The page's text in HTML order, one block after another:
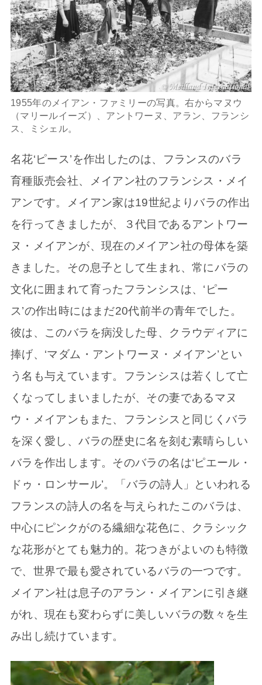
1955年のメイアン・ファミリーの写真。右からマヌウ
（マリールイーズ）、アントワーヌ、アラン、フランシ
ス、ミシェル。
名花‘ピース’を作出したのは、フランスのバラ
育種販売会社、メイアン社のフランシス・メイ
アンです。メイアン家は19世紀よりバラの作出
を行ってきましたが、３代目であるアントワー
ヌ・メイアンが、現在のメイアン社の母体を築
きました。その息子として生まれ、常にバラの
文化に囲まれて育ったフランシスは、‘ピー
ス’の作出時にはまだ20代前半の青年でした。
彼は、このバラを病没した母、クラウディアに
捧げ、‘マダム・アントワーヌ・メイアン’とい
う名も与えています。フランシスは若くして亡
くなってしまいましたが、その妻であるマヌ
ウ・メイアンもまた、フランシスと同じくバラ
を深く愛し、バラの歴史に名を刻む素晴らしい
バラを作出します。そのバラの名は‘ピエール・
ドゥ・ロンサール’。「バラの詩人」といわれる
フランスの詩人の名を与えられたこのバラは、
中心にピンクがのる繊細な花色に、クラシック
な花形がとても魅力的。花つきがよいのも特徴
で、世界で最も愛されているバラの一つです。
メイアン社は息子のアラン・メイアンに引き継
がれ、現在も変わらずに美しいバラの数々を生
み出し続けています。